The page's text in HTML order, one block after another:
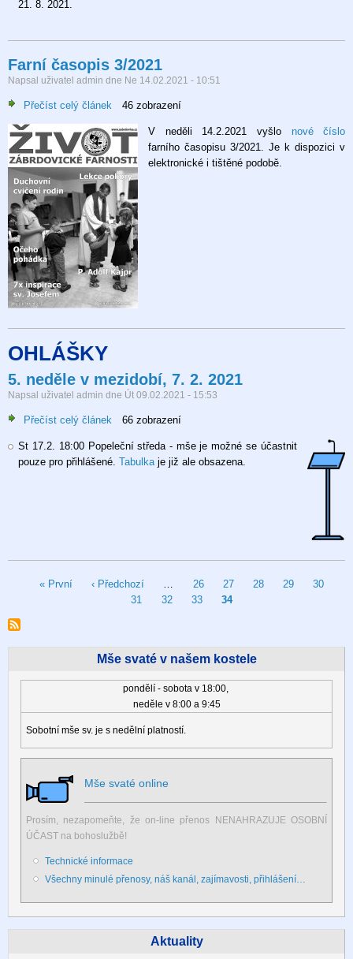
21. 8. 2021.
Farní časopis 3/2021
Napsal uživatel admin dne Ne 14.02.2021 - 10:51
Přečíst celý článek
časopis
3/2021
46 zobrazení
V neděli 14.2.2021 vyšlo nové číslo
farního časopisu 3/2021. Je k dispozici v
elektronické i tištěné podobě.
OHLÁŠKY
5. neděle v mezidobí, 7. 2. 2021
Napsal uživatel admin dne Út 09.02.2021 - 15:53
Přečíst celý článek
neděle
v
66 zobrazení
St 17.2. 18:00 Popeleční středa - mše je možné se účastnit
pouze pro přihlášené.Tabulkaje již ale obsazena.
Pagination
First
« První
Předchozí
‹ Předchozí Stránka
26 Stránka
27 Stránka
28 Stránka
29 Stránka
30
31
Stránka
32 Stránka
33
Aktuální
34
Mše svaté v našem kostele
pondělí - sobota v 18:00,
neděle v 8:00 a 9:45
Sobotní mše sv. je s nedělní platností.
Mše svaté online
Prosím, nezapomeňte, že on-line přenos NENAHRAZUJE OSOBNÍ
ÚČAST na bohoslužbě!
Technické informace
Všechny minulé přenosy, náš kanál, zajímavosti, přihlášení…
Aktuality